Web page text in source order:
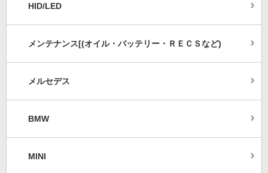
HID/LED
メンテナンス[(オイル・バッテリー・ＲＥＣＳなど)
メルセデス
BMW
MINI